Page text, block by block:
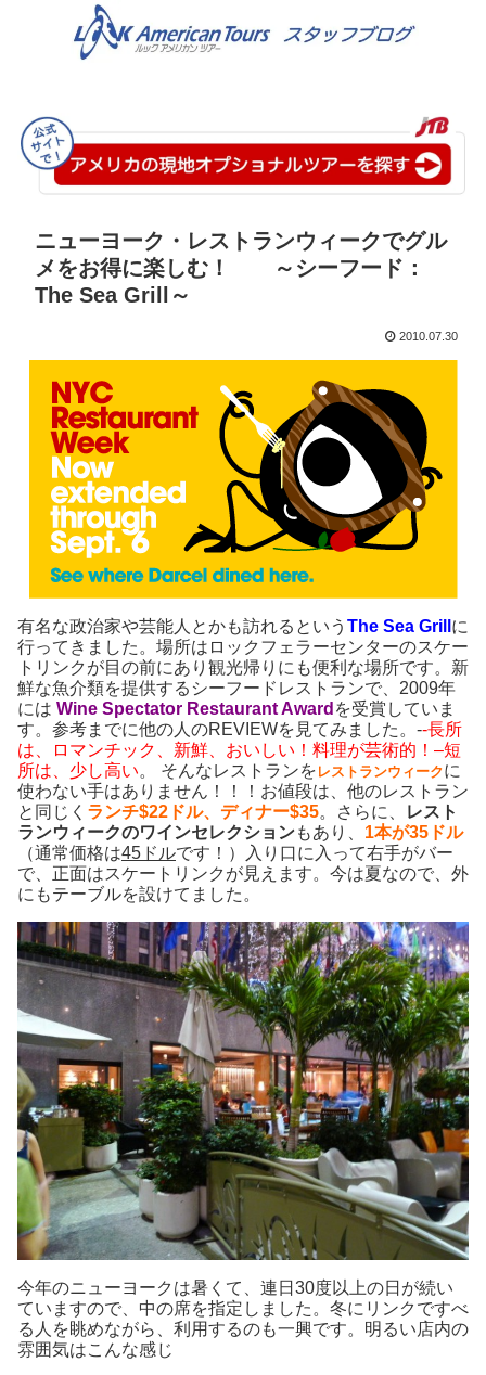
ニューヨーク・レストランウィークでグル
メをお得に楽しむ！ ～シーフード：
The Sea Grill～
2010.07.30
有名な政治家や芸能人とかも訪れるという The Sea Grill に
行ってきました。場所はロックフェラーセンターのスケー
トリンクが目の前にあり観光帰りにも便利な場所です。新
鮮な魚介類を提供するシーフードレストランで、2009年
には Wine Spectator Restaurant Award を受賞していま
す。参考までに他の人のREVIEWを見てみました。--長所
は、ロマンチック、新鮮、おいしい！料理が芸術的！–短
所は、少し高い。 そんなレストランを レストランウィークに
使わない手はありません！！！お値段は、他のレストラン
と同じく ランチ$22ドル、ディナー$35。さらに、
レスト
ランウィークのワインセレクションもあり、 1本が35ドル
（通常価格は45ドルです！）入り口に入って右手がバー
で、正面はスケートリンクが見えます。今は夏なので、外
にもテーブルを設けてました。
今年のニューヨークは暑くて、連日30度以上の日が続い
ていますので、中の席を指定しました。冬にリンクですべ
る人を眺めながら、利用するのも一興です。明るい店内の
雰囲気はこんな感じ